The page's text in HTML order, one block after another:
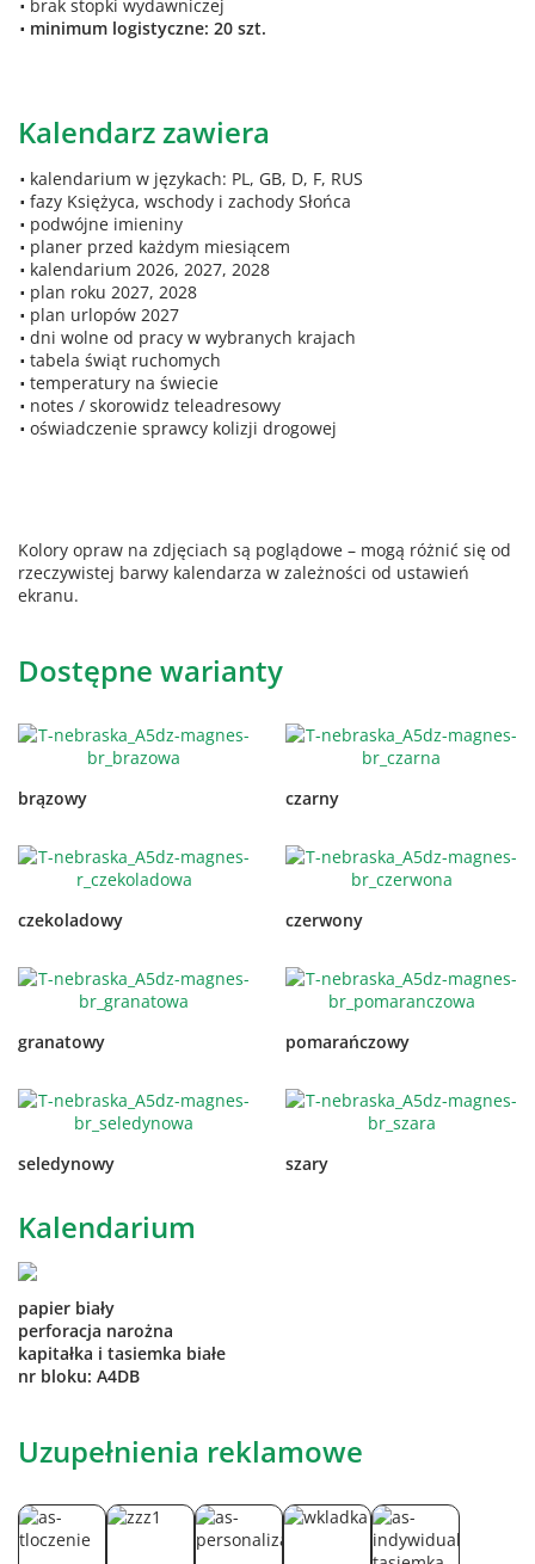
brak stopki wydawniczej
minimum logistyczne: 20 szt.
Kalendarz zawiera
kalendarium w językach: PL, GB, D, F, RUS
fazy Księżyca, wschody i zachody Słońca
podwójne imieniny
planer przed każdym miesiącem
kalendarium 2026, 2027, 2028
plan roku 2027, 2028
plan urlopów 2027
dni wolne od pracy w wybranych krajach
tabela świąt ruchomych
temperatury na świecie
notes / skorowidz teleadresowy
oświadczenie sprawcy kolizji drogowej
Kolory opraw na zdjęciach są poglądowe – mogą różnić się od
rzeczywistej barwy kalendarza w zależności od ustawień
ekranu.
Dostępne warianty
brązowy czarny
czekoladowy czerwony
granatowy pomarańczowy
seledynowy szary
Kalendarium
papier biały
perforacja narożna
kapitałka i tasiemka białe
nr bloku: A4DB
Uzupełnienia reklamowe